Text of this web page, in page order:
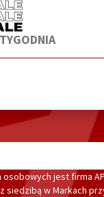
jest firma AP-
w Markach